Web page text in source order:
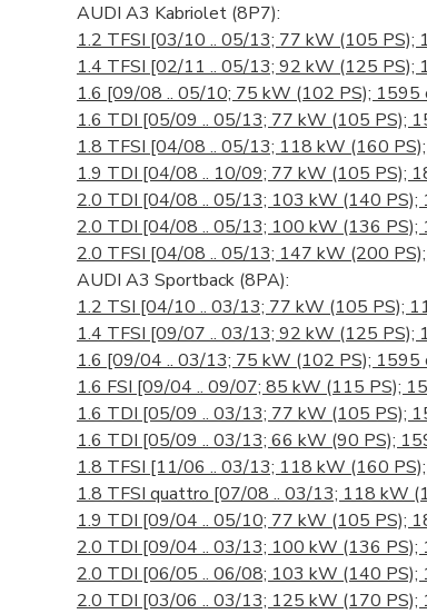
AUDI A3 Kabriolet (8P7):
1.2 TFSI [03/10 .. 05/13; 77 kW (105 PS);
1.4 TFSI [02/11 .. 05/13; 92 kW (125 PS);
1.6 [09/08 .. 05/10; 75 kW (102 PS); 1595
1.6 TDI [05/09 .. 05/13; 77 kW (105 PS);
1.8 TFSI [04/08 .. 05/13; 118 kW (160
1.9 TDI [04/08 .. 10/09; 77 kW (105 PS);
2.0 TDI [04/08 .. 05/13; 103 kW (140 PS);
2.0 TDI [04/08 .. 05/13; 100 kW (136 PS);
2.0 TFSI [04/08 .. 05/13; 147 kW (200
AUDI A3 Sportback (8PA):
1.2 TSI [04/10 .. 03/13; 77 kW (105 PS);
1.4 TFSI [09/07 .. 03/13; 92 kW (125 PS);
1.6 [09/04 .. 03/13; 75 kW (102 PS); 1595
1.6 FSI [09/04 .. 09/07; 85 kW (115 PS);
1.6 TDI [05/09 .. 03/13; 77 kW (105 PS);
1.6 TDI [05/09 .. 03/13; 66 kW (90 PS);
1.8 TFSI [11/06 .. 03/13; 118 kW (160
1.8 TFSI quattro [07/08 .. 03/13; 118 kW
1.9 TDI [09/04 .. 05/10; 77 kW (105 PS);
2.0 TDI [09/04 .. 03/13; 100 kW (136 PS);
2.0 TDI [06/05 .. 06/08; 103 kW (140 PS);
2.0 TDI [03/06 .. 03/13; 125 kW (170 PS);